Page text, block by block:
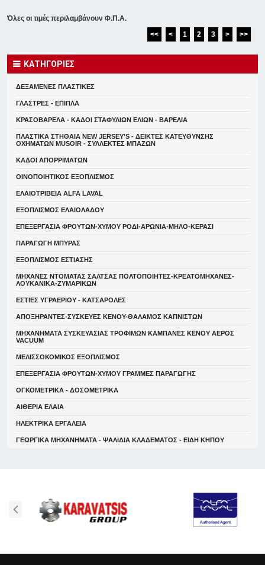
Όλες οι τιμές περιλαμβάνουν Φ.Π.Α.
<<
< 1 2 3 > >>
ΚΑΤΗΓΟΡΙΕΣ
ΔΕΞΑΜΕΝΕΣ ΠΛΑΣΤΙΚΕΣ
ΓΛΑΣΤΡΕΣ - ΕΠΙΠΛΑ
ΚΡΑΣΟΒΑΡΕΛΑ - ΚΑΔΟΙ ΣΤΑΦΥΛΙΩΝ ΕΛΙΩΝ - ΒΑΡΕΛΙΑ
ΠΛΑΣΤΙΚΑ ΣΤΗΘΑΙΑ NEW JERSEY'S - ΔΕΙΚΤΕΣ ΚΑΤΕΥΘYΝΣΗΣ
ΟΧΗΜΑΤΩΝ MUSOIR - ΣΥΛΛΕΚΤΕΣ ΜΠΑΖΩΝ
ΚΑΔΟΙ ΑΠΟΡΡΙΜΑΤΩΝ
ΟΙΝΟΠΟΙΗΤΙΚΟΣ ΕΞΟΠΛΙΣΜΟΣ
ΕΛΑΙΟΤΡΙΒΕΙΑ ALFA LAVAL
ΕΞΟΠΛΙΣΜΟΣ ΕΛΑΙΟΛΑΔΟΥ
ΕΠΕΞΕΡΓΑΣΙΑ ΦΡΟΥΤΩΝ-ΧΥΜΟΥ ΡΟΔΙ-ΑΡΩΝΙΑ-ΜΗΛΟ-ΚΕΡΑΣΙ
ΠΑΡΑΓΩΓΗ ΜΠΥΡΑΣ
ΕΞΟΠΛΙΣΜΟΣ ΕΣΤΙΑΣΗΣ
ΜΗΧΑΝΕΣ ΝΤΟΜΑΤΑΣ ΣΑΛΤΣΑΣ ΠΟΛΤΟΠΟΙΗΤΕΣ-ΚΡΕΑΤΟΜΗΧΑΝΕΣ-
ΛΟΥΚΑΝΙΚΑ-ΖΥΜΑΡΙΚΩΝ
ΕΣΤΙΕΣ ΥΓΡΑΕΡΙΟΥ - ΚΑΤΣΑΡΟΛΕΣ
ΑΠΟΞΗΡΑΝΤΕΣ-ΣΥΣΚΕΥΕΣ ΚΕΝΟΥ-ΘΑΛΑΜΟΣ ΚΑΠΝΙΣΤΩΝ
ΜΗΧΑΝΗΜΑΤΑ ΣΥΣΚΕΥΑΣΙΑΣ ΤΡΟΦΙΜΩΝ ΚΑΜΠΑΝΕΣ ΚΕΝΟΥ ΑΕΡΟΣ
VACUUM
ΜΕΛΙΣΣΟΚΟΜΙΚΟΣ ΕΞΟΠΛΙΣΜΟΣ
ΕΠΕΞΕΡΓΑΣΙΑ ΦΡΟΥΤΩΝ-ΧΥΜΟΥ ΓΡΑΜΜΕΣ ΠΑΡΑΓΩΓΗΣ
ΟΓΚΟΜΕΤΡΙΚΑ - ΔΟΣΟΜΕΤΡΙΚΑ
ΑΙΘΕΡΙΑ ΕΛΑΙΑ
ΗΛΕΚΤΡΙΚΑ ΕΡΓΑΛΕΙΑ
ΓΕΩΡΓΙΚΑ ΜΗΧΑΝΗΜΑΤΑ - ΨΑΛΙΔΙΑ ΚΛΑΔΕΜΑΤΟΣ - ΕΙΔΗ ΚΗΠΟΥ